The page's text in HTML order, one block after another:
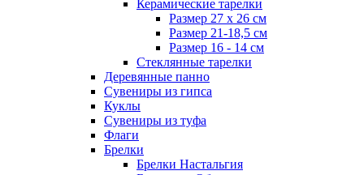
Керамические тарелки
Размер 27 х 26 см
Размер 21-18,5 см
Размер 16 - 14 см
Стеклянные тарелки
Деревянные панно
Сувениры из гипса
Куклы
Сувениры из туфа
Флаги
Брелки
Брелки Настальгия